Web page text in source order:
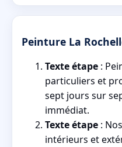
Peinture La
Texte étape :
particuliers et
sept jours sur
immédiat.
Texte étape :
intérieurs et